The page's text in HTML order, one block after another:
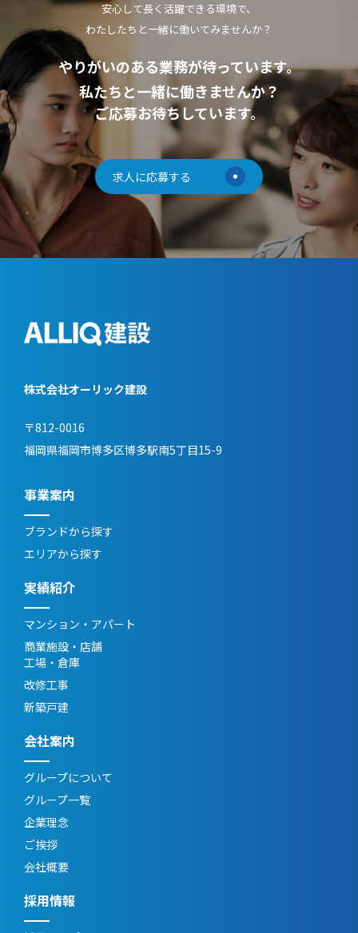
安心して長く活躍できる環境で、
わたしたちと一緒に働いてみませんか？
やりがいのある業務が待っています。
私たちと一緒に働きませんか？
ご応募お待ちしています。
求人に応募する
株式会社オーリック建設
〒812-0016
福岡県福岡市博多区博多駅南5丁目15-9
事業案内
ブランドから探す
エリアから探す
実績紹介
マンション・アパート
商業施設・店舗
工場・倉庫
改修工事
新築戸建
会社案内
グループについて
グループ一覧
企業理念
ご挨拶
会社概要
採用情報